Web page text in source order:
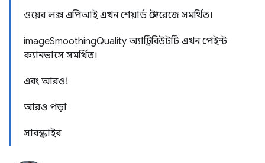
ওয়েব লক্স এপিআই এখন শেয়ার্ড স্টোরেজে সমর্থিত।
imageSmoothingQuality অ্যাট্রিবিউটটি এখন পেইন্ট
ক্যানভাসে সমর্থিত।
এবং আরও!
আরও পড়া
সাবস্ক্রাইব